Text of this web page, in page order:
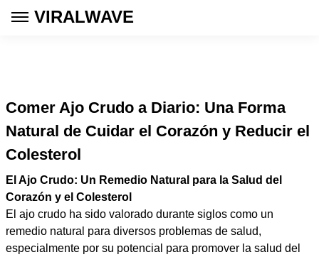
VIRALWAVE
Comer Ajo Crudo a Diario: Una Forma
Natural de Cuidar el Corazón y Reducir el
Colesterol
El Ajo Crudo: Un Remedio Natural para la Salud del
Corazón y el Colesterol
El ajo crudo ha sido valorado durante siglos como un
remedio natural para diversos problemas de salud,
especialmente por su potencial para promover la salud del